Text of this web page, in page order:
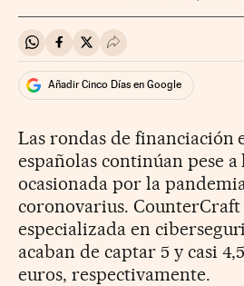
Compartir en Whatsapp
Compartir en Facebook
Compartir en Twitter
Desplegar Redes
Añadir Cinco Días en Google
Las rondas de financiación
españolas continúan pese
ocasionada por la
coronovarius. CounterCraft
especializada en
acaban de captar 5 y casi
euros, respectivamente.